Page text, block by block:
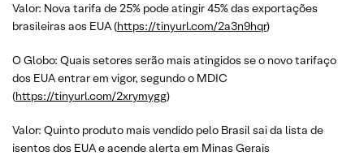
Valor: Nova tarifa de 25% pode atingir 45% das exportações
brasileiras aos EUA (https://tinyurl.com/2a3n9hqr)
O Globo: Quais setores serão mais atingidos se o novo tarifaço
dos EUA entrar em vigor, segundo o MDIC
(https://tinyurl.com/2xrymygg)
Valor: Quinto produto mais vendido pelo Brasil sai da lista de
isentos dos EUA e acende alerta em Minas Gerais